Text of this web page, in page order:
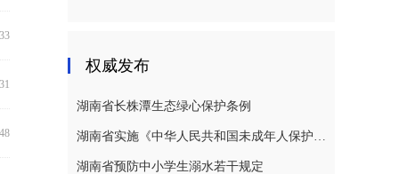
权威发布
湖南省长株潭生态绿心保护条例
湖南省实施《中华人民共和国未成年人保护法》若干规定
湖南省预防中小学生溺水若干规定